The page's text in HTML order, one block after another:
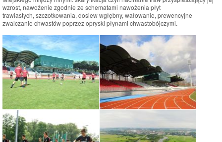
wzrost, nawożenie zgodnie ze schematami nawożenia płyt
trawiastych, szczotkowania, dosiew wgłębny, wałowanie, prewencyjne
zwalczanie chwastów poprzez opryski płynami chwastobójczymi.